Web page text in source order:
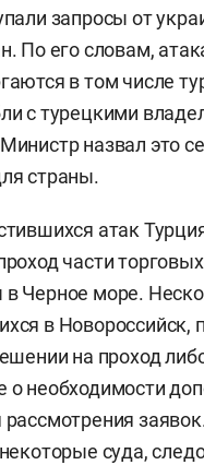
запросы от
По его словам,
в том числе
с турецкими
назвал это
страны.
атак
части
Черное море.
в Новороссийск,
на проход
о необходимости
суда,